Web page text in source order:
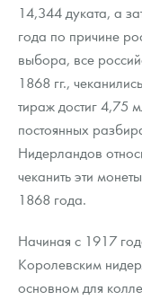
14,344 дуката, а
года по причине
выбора, все
1868 гг.,
тираж достиг 4,75
постоянных
Нидерландов
чеканить эти
1868 года.
Начиная с 1917
Королевским
основном для